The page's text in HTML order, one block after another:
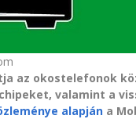
az okostelefonok
valamint a
alapján a